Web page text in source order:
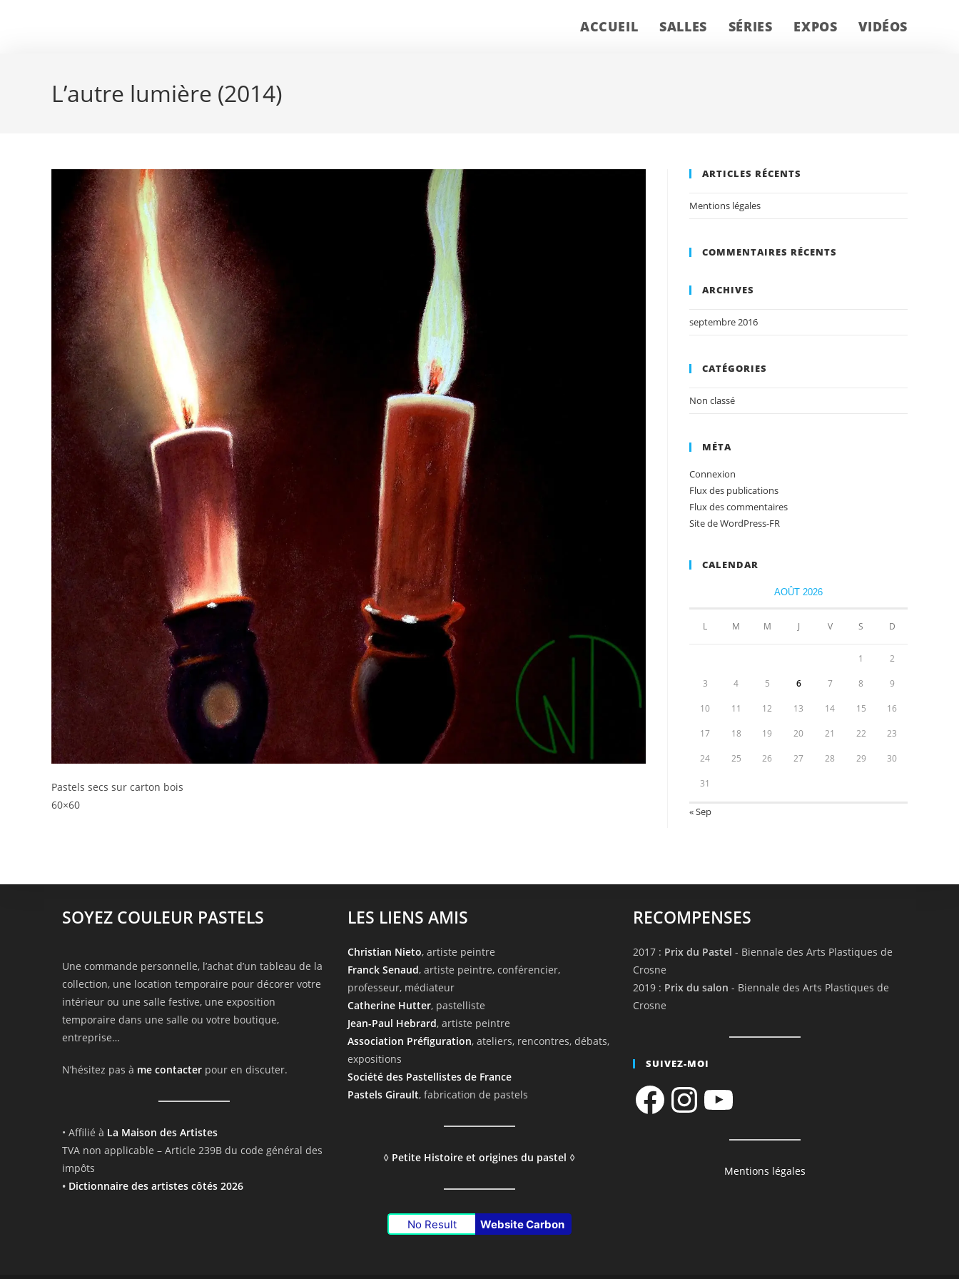
ACCUEIL SALLES SÉRIES EXPOS VIDÉOS
L’autre lumière (2014)
Pastels secs sur carton bois
60×60
ARTICLES RÉCENTS
Mentions légales
COMMENTAIRES RÉCENTS
ARCHIVES
septembre 2016
CATÉGORIES
Non classé
MÉTA
Connexion
Flux des publications
Flux des commentaires
Site de WordPress-FR
CALENDAR
AOÛT 2026
L M M J V S D
1 2
3 4 5 6 7 8 9
10 11 12 13 14 15 16
17 18 19 20 21 22 23
24 25 26 27 28 29 30
31
« Sep
SOYEZ COULEUR PASTELS
Une commande personnelle, l’achat d’un tableau de la
collection, une location temporaire pour décorer votre
intérieur ou une salle festive, une exposition
temporaire dans une salle ou votre boutique,
entreprise…
N’hésitez pas à me contacter pour en discuter.
• Affilié à La Maison des Artistes
TVA non applicable – Article 239B du code général des
impôts
• Dictionnaire des artistes côtés 2026
LES LIENS AMIS
Christian Nieto, artiste peintre
Franck Senaud, artiste peintre, conférencier,
professeur, médiateur
Catherine Hutter, pastelliste
Jean-Paul Hebrard, artiste peintre
Association Préfiguration, ateliers, rencontres, débats,
expositions
Société des Pastellistes de France
Pastels Girault, fabrication de pastels
◊ Petite Histoire et origines du pastel ◊
No Result Website Carbon
RECOMPENSES
2017 : Prix du Pastel - Biennale des Arts Plastiques de
Crosne
2019 : Prix du salon - Biennale des Arts Plastiques de
Crosne
SUIVEZ-MOI
FacebookInstagramYouTube
Mentions légales